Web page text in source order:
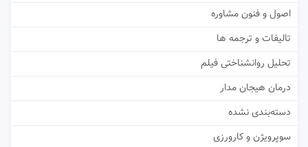
اصول و فنون مشاوره
تالیفات و ترجمه ها
تحلیل روانشناختی فیلم
درمان هیجان مدار
دسته‌بندی نشده
سوپرویژن و کارورزی